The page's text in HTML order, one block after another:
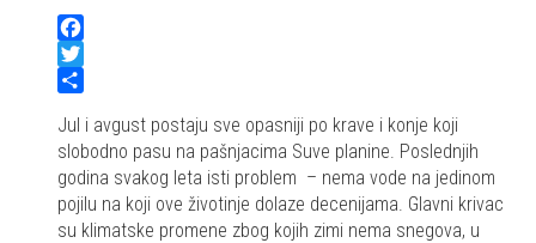
Facebook
Twitter
Jul i avgust postaju sve opasniji po krave i konje koji
slobodno pasu na pašnjacima Suve planine. Poslednjih
godina svakog leta isti problem – nema vode na jedinom
pojilu na koji ove životinje dolaze decenijama. Glavni krivac
su klimatske promene zbog kojih zimi nema snegova, u